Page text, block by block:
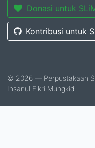
Donasi untuk
Kontribusi untuk
© 2026 — Perpustakaan
Ihsanul Fikri Mungkid